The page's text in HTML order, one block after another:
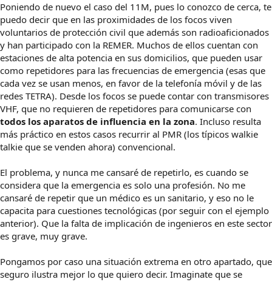
Poniendo de nuevo el caso del 11M, pues lo conozco de cerca, te
puedo decir que en las proximidades de los focos viven
voluntarios de protección civil que además son radioaficionados
y han participado con la REMER. Muchos de ellos cuentan con
estaciones de alta potencia en sus domicilios, que pueden usar
como repetidores para las frecuencias de emergencia (esas que
cada vez se usan menos, en favor de la telefonía móvil y de las
redes TETRA). Desde los focos se puede contar con transmisores
VHF, que no requieren de repetidores para comunicarse con
todos los aparatos de influencia en la zona. Incluso resulta
más práctico en estos casos recurrir al PMR (los típicos walkie
talkie que se venden ahora) convencional.
El problema, y nunca me cansaré de repetirlo, es cuando se
considera que la emergencia es solo una profesión. No me
cansaré de repetir que un médico es un sanitario, y eso no le
capacita para cuestiones tecnológicas (por seguir con el ejemplo
anterior). Que la falta de implicación de ingenieros en este sector
es grave, muy grave.
Pongamos por caso una situación extrema en otro apartado, que
seguro ilustra mejor lo que quiero decir. Imaginate que se